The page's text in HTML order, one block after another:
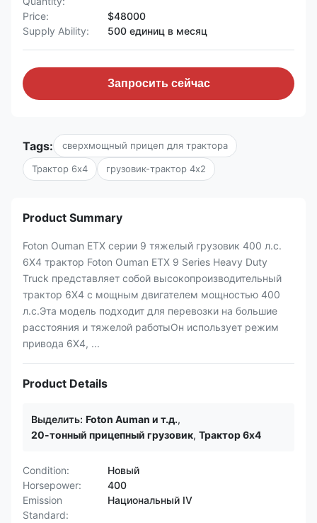
Price:
$48000
Supply Ability:
500 единиц в месяц
Запросить сейчас
Tags: сверхмощный прицеп для трактора
Трактор 6х4 грузовик-трактор 4х2
Product Summary
Foton Ouman ETX серии 9 тяжелый грузовик 400 л.с.
6X4 трактор Foton Ouman ETX 9 Series Heavy Duty
Truck представляет собой высокопроизводительный
трактор 6X4 с мощным двигателем мощностью 400
л.с.Эта модель подходит для перевозки на большие
расстояния и тяжелой работыОн использует режим
привода 6X4, ...
Product Details
Выделить: Foton Auman и т.д.,
20-тонный прицепный грузовик, Трактор 6х4
Condition:
Новый
Horsepower:
400
Emission
Standard:
Национальный IV